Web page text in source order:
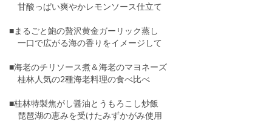
甘酸っぱい爽やかレモンソース仕立て
■まるごと鮑の贅沢黄金ガーリック蒸し
一口で広がる海の香りをイメージして
■海老のチリソース煮＆海老のマヨネーズ
桂林人気の2種海老料理の食べ比べ
■桂林特製焦がし醤油とうもろこし炒飯
琵琶湖の恵みを受けたみずかがみ使用